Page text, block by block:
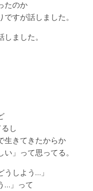
たのか
すが話しました。
ました。
し
生きてきたからか
」って思ってる。
しよう…」
…」って